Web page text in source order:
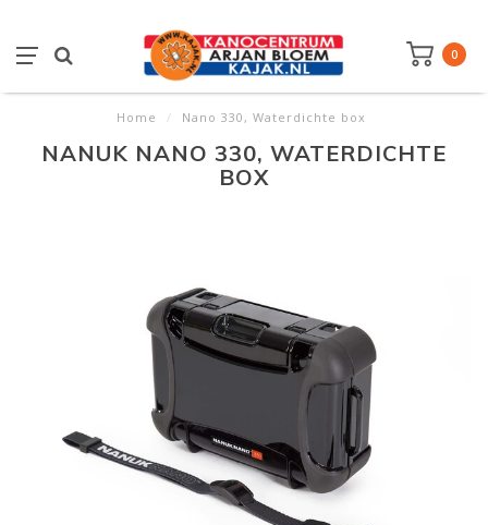
0
Home / Nano 330, Waterdichte box
NANUK NANO 330, WATERDICHTE
BOX